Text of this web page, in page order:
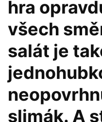
hra
všech
salát je
slimák. A